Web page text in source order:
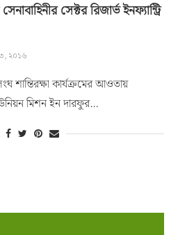
সেক্টর রিজার্ভ ইনফ্যান্ট্রি
২০১৬
কার্যক্রমের আওতায়
মিশন ইন দারফুর…